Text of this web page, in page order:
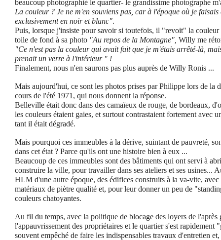
beaucoup photographié le quartier- le grandissime photographe
La couleur ? Je ne m'en souviens pas, car à l'époque où je
exclusivement en noir et blanc".
Puis, lorsque j'insiste pour savoir si toutefois, il "revoit" la
toile de fond à sa photo "Au repos de la Montagne", Willy me
"Ce n'est pas la couleur qui avait fait que je m'étais arrêté-là,
prenait un verre à l'intérieur " !
Finalement, nous n'en saurons pas plus auprès de Willy Ronis ...
Mais aujourd'hui, ce sont les photos prises par Philippe lors de la
cours de l'été 1971, qui nous donnent la réponse.
Belleville était donc dans des camaïeux de rouge, de bordeaux,
les couleurs étaient gaies, et surtout contrastaient fortement avec
tant il était dégradé.
Mais pourquoi ces immeubles à la dérive, suintant de pauvreté,
dans cet état ? Parce qu'ils ont une histoire bien à eux ...
Beaucoup de ces immeubles sont des bâtiments qui ont servi à
construire la ville, pour travailler dans ses ateliers et ses usines...
HLM d'une autre époque, des édifices construits à la va-vite, avec
matériaux de piètre qualité et, pour leur donner un peu de
couleurs chatoyantes.
Au fil du temps, avec la politique de blocage des loyers de l'après
l'appauvrissement des propriétaires et le quartier s'est rapidement
souvent empêché de faire les indispensables travaux d'entretien et,